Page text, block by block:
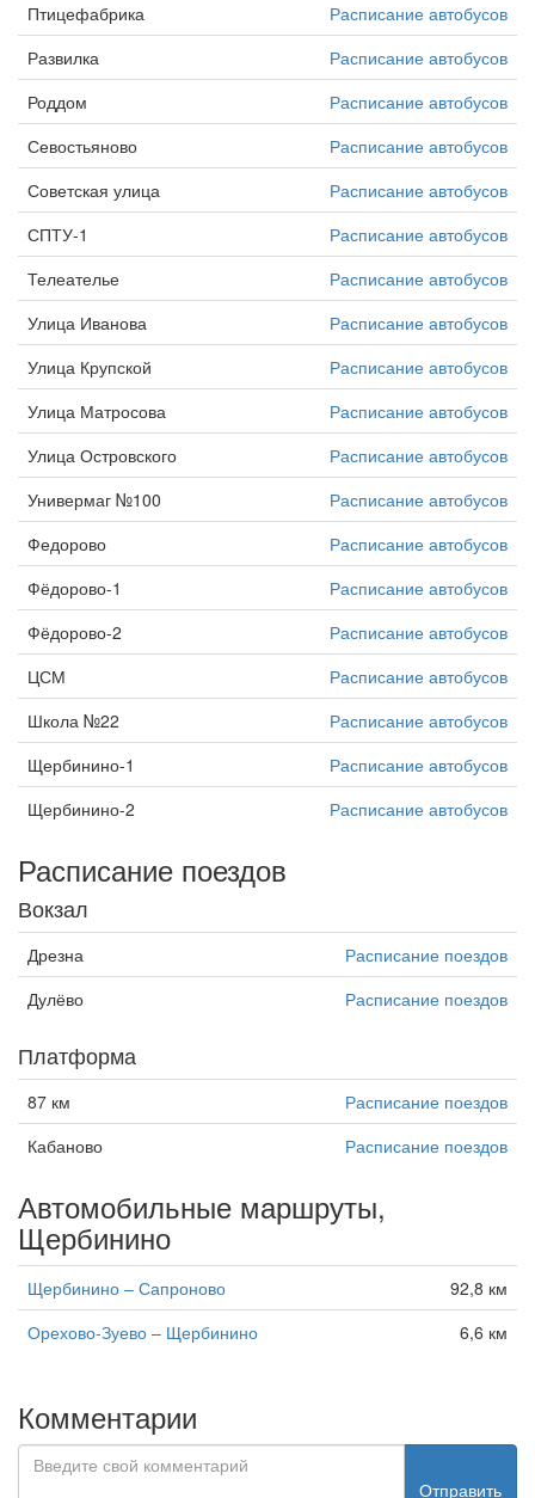
Птицефабрика
Расписание автобусов
Развилка
Расписание автобусов
Роддом
Расписание автобусов
Севостьяново
Расписание автобусов
Советская улица
Расписание автобусов
СПТУ-1
Расписание автобусов
Телеателье
Расписание автобусов
Улица Иванова
Расписание автобусов
Улица Крупской
Расписание автобусов
Улица Матросова
Расписание автобусов
Улица Островского
Расписание автобусов
Универмаг №100
Расписание автобусов
Федорово
Расписание автобусов
Фёдорово-1
Расписание автобусов
Фёдорово-2
Расписание автобусов
ЦСМ
Расписание автобусов
Школа №22
Расписание автобусов
Щербинино-1
Расписание автобусов
Щербинино-2
Расписание автобусов
Расписание поездов
Вокзал
Дрезна
Расписание поездов
Дулёво
Расписание поездов
Платформа
87 км
Расписание поездов
Кабаново
Расписание поездов
Автомобильные маршруты,
Щербинино
Щербинино – Сапроново
92,8 км
Орехово-Зуево – Щербинино
6,6 км
Комментарии
Отправить